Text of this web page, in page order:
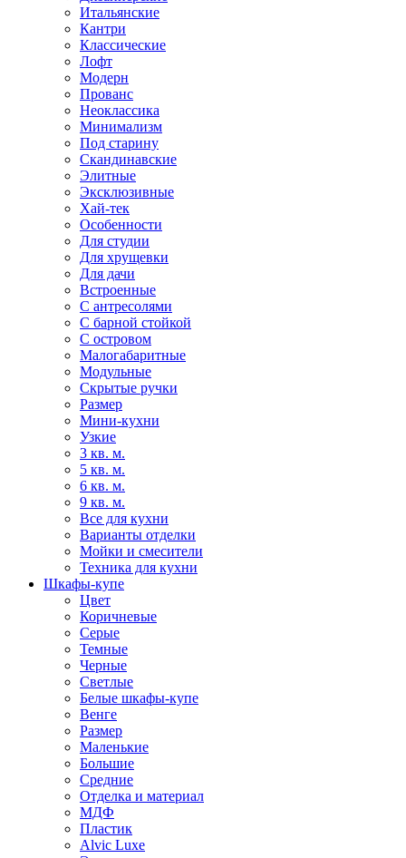
Итальянские
Кантри
Классические
Лофт
Модерн
Прованс
Неоклассика
Минимализм
Под старину
Скандинавские
Элитные
Эксклюзивные
Хай-тек
Особенности
Для студии
Для хрущевки
Для дачи
Встроенные
С антресолями
С барной стойкой
С островом
Малогабаритные
Модульные
Скрытые ручки
Размер
Мини-кухни
Узкие
3 кв. м.
5 кв. м.
6 кв. м.
9 кв. м.
Все для кухни
Варианты отделки
Мойки и смесители
Техника для кухни
Шкафы-купе
Цвет
Коричневые
Серые
Темные
Черные
Светлые
Белые шкафы-купе
Венге
Размер
Маленькие
Большие
Средние
Отделка и материал
МДФ
Пластик
Alvic Luxe